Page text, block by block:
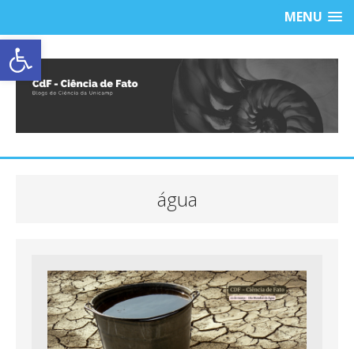
Abrir a barra de ferramentas
MENU
água